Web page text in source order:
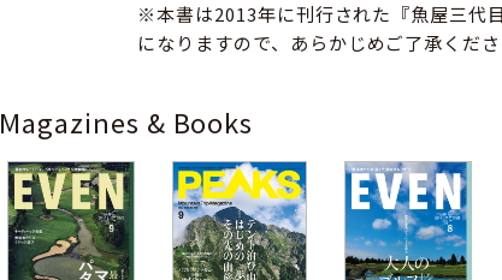
※本書は2013年に刊行された『魚屋三代
になりますので、あらかじめご了承くださ
Magazines & Books